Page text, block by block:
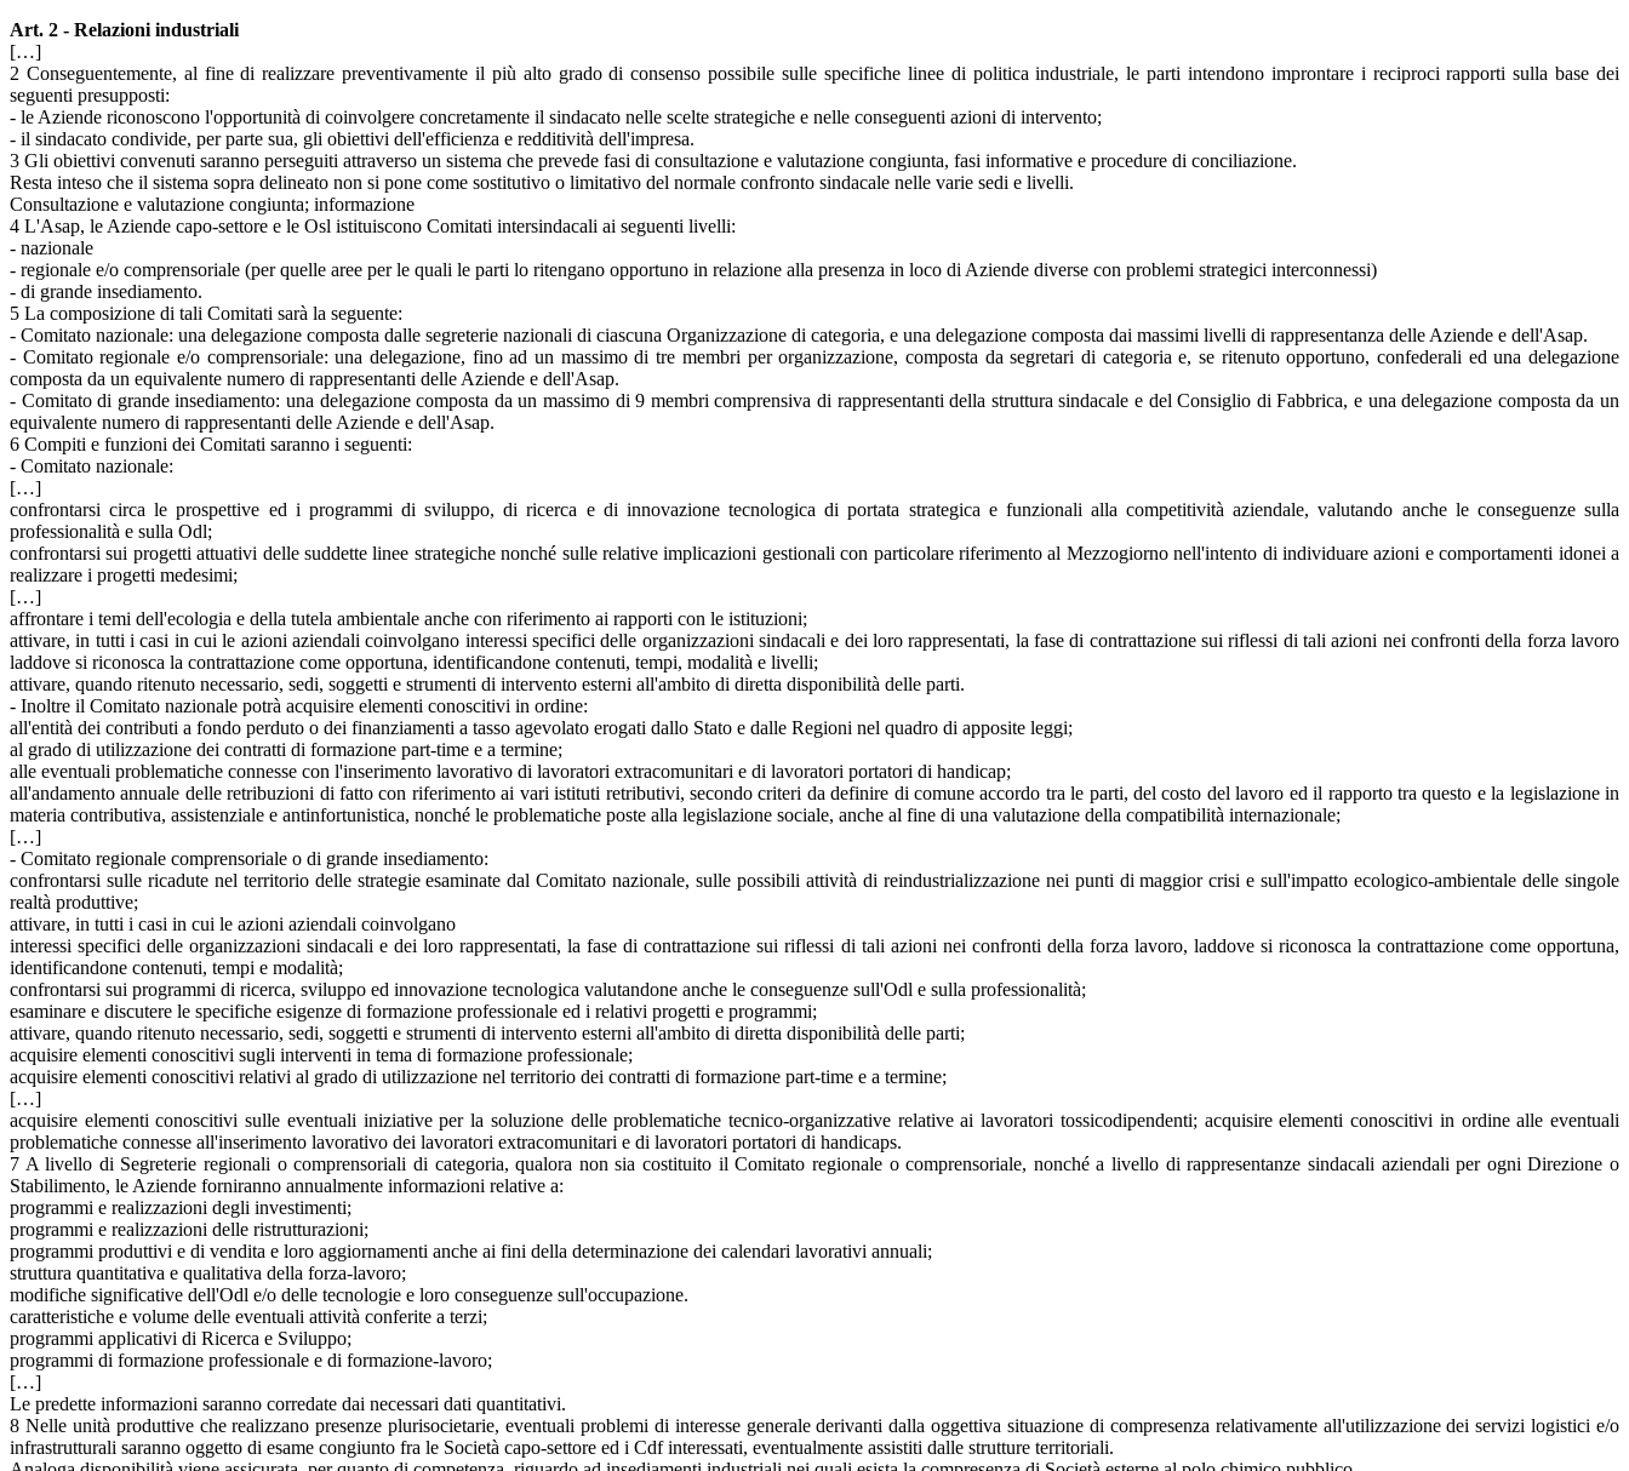
Art. 2 - Relazioni industriali
[…]
2 Conseguentemente, al fine di realizzare preventivamente il più alto grado di consenso possibile sulle specifiche linee di politica industriale, le parti intendono improntare i reciproci rapporti sulla base dei
seguenti presupposti:
- le Aziende riconoscono l'opportunità di coinvolgere concretamente il sindacato nelle scelte strategiche e nelle conseguenti azioni di intervento;
- il sindacato condivide, per parte sua, gli obiettivi dell'efficienza e redditività dell'impresa.
3 Gli obiettivi convenuti saranno perseguiti attraverso un sistema che prevede fasi di consultazione e valutazione congiunta, fasi informative e procedure di conciliazione.
Resta inteso che il sistema sopra delineato non si pone come sostitutivo o limitativo del normale confronto sindacale nelle varie sedi e livelli.
Consultazione e valutazione congiunta; informazione
4 L'Asap, le Aziende capo-settore e le Osl istituiscono Comitati intersindacali ai seguenti livelli:
- nazionale
- regionale e/o comprensoriale (per quelle aree per le quali le parti lo ritengano opportuno in relazione alla presenza in loco di Aziende diverse con problemi strategici interconnessi)
- di grande insediamento.
5 La composizione di tali Comitati sarà la seguente:
- Comitato nazionale: una delegazione composta dalle segreterie nazionali di ciascuna Organizzazione di categoria, e una delegazione composta dai massimi livelli di rappresentanza delle Aziende e dell'Asap.
- Comitato regionale e/o comprensoriale: una delegazione, fino ad un massimo di tre membri per organizzazione, composta da segretari di categoria e, se ritenuto opportuno, confederali ed una delegazione
composta da un equivalente numero di rappresentanti delle Aziende e dell'Asap.
- Comitato di grande insediamento: una delegazione composta da un massimo di 9 membri comprensiva di rappresentanti della struttura sindacale e del Consiglio di Fabbrica, e una delegazione composta da un
equivalente numero di rappresentanti delle Aziende e dell'Asap.
6 Compiti e funzioni dei Comitati saranno i seguenti:
- Comitato nazionale:
[…]
confrontarsi circa le prospettive ed i programmi di sviluppo, di ricerca e di innovazione tecnologica di portata strategica e funzionali alla competitività aziendale, valutando anche le conseguenze sulla
professionalità e sulla Odl;
confrontarsi sui progetti attuativi delle suddette linee strategiche nonché sulle relative implicazioni gestionali con particolare riferimento al Mezzogiorno nell'intento di individuare azioni e comportamenti idonei a
realizzare i progetti medesimi;
[…]
affrontare i temi dell'ecologia e della tutela ambientale anche con riferimento ai rapporti con le istituzioni;
attivare, in tutti i casi in cui le azioni aziendali coinvolgano interessi specifici delle organizzazioni sindacali e dei loro rappresentati, la fase di contrattazione sui riflessi di tali azioni nei confronti della forza lavoro
laddove si riconosca la contrattazione come opportuna, identificandone contenuti, tempi, modalità e livelli;
attivare, quando ritenuto necessario, sedi, soggetti e strumenti di intervento esterni all'ambito di diretta disponibilità delle parti.
- Inoltre il Comitato nazionale potrà acquisire elementi conoscitivi in ordine:
all'entità dei contributi a fondo perduto o dei finanziamenti a tasso agevolato erogati dallo Stato e dalle Regioni nel quadro di apposite leggi;
al grado di utilizzazione dei contratti di formazione part-time e a termine;
alle eventuali problematiche connesse con l'inserimento lavorativo di lavoratori extracomunitari e di lavoratori portatori di handicap;
all'andamento annuale delle retribuzioni di fatto con riferimento ai vari istituti retributivi, secondo criteri da definire di comune accordo tra le parti, del costo del lavoro ed il rapporto tra questo e la legislazione in
materia contributiva, assistenziale e antinfortunistica, nonché le problematiche poste alla legislazione sociale, anche al fine di una valutazione della compatibilità internazionale;
[…]
- Comitato regionale comprensoriale o di grande insediamento:
confrontarsi sulle ricadute nel territorio delle strategie esaminate dal Comitato nazionale, sulle possibili attività di reindustrializzazione nei punti di maggior crisi e sull'impatto ecologico-ambientale delle singole
realtà produttive;
attivare, in tutti i casi in cui le azioni aziendali coinvolgano
interessi specifici delle organizzazioni sindacali e dei loro rappresentati, la fase di contrattazione sui riflessi di tali azioni nei confronti della forza lavoro, laddove si riconosca la contrattazione come opportuna,
identificandone contenuti, tempi e modalità;
confrontarsi sui programmi di ricerca, sviluppo ed innovazione tecnologica valutandone anche le conseguenze sull'Odl e sulla professionalità;
esaminare e discutere le specifiche esigenze di formazione professionale ed i relativi progetti e programmi;
attivare, quando ritenuto necessario, sedi, soggetti e strumenti di intervento esterni all'ambito di diretta disponibilità delle parti;
acquisire elementi conoscitivi sugli interventi in tema di formazione professionale;
acquisire elementi conoscitivi relativi al grado di utilizzazione nel territorio dei contratti di formazione part-time e a termine;
[…]
acquisire elementi conoscitivi sulle eventuali iniziative per la soluzione delle problematiche tecnico-organizzative relative ai lavoratori tossicodipendenti; acquisire elementi conoscitivi in ordine alle eventuali
problematiche connesse all'inserimento lavorativo dei lavoratori extracomunitari e di lavoratori portatori di handicaps.
7 A livello di Segreterie regionali o comprensoriali di categoria, qualora non sia costituito il Comitato regionale o comprensoriale, nonché a livello di rappresentanze sindacali aziendali per ogni Direzione o
Stabilimento, le Aziende forniranno annualmente informazioni relative a:
programmi e realizzazioni degli investimenti;
programmi e realizzazioni delle ristrutturazioni;
programmi produttivi e di vendita e loro aggiornamenti anche ai fini della determinazione dei calendari lavorativi annuali;
struttura quantitativa e qualitativa della forza-lavoro;
modifiche significative dell'Odl e/o delle tecnologie e loro conseguenze sull'occupazione.
caratteristiche e volume delle eventuali attività conferite a terzi;
programmi applicativi di Ricerca e Sviluppo;
programmi di formazione professionale e di formazione-lavoro;
[…]
Le predette informazioni saranno corredate dai necessari dati quantitativi.
8 Nelle unità produttive che realizzano presenze plurisocietarie, eventuali problemi di interesse generale derivanti dalla oggettiva situazione di compresenza relativamente all'utilizzazione dei servizi logistici e/o
infrastrutturali saranno oggetto di esame congiunto fra le Società capo-settore ed i Cdf interessati, eventualmente assistiti dalle strutture territoriali.